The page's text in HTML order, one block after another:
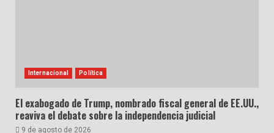
Internacional Política
El exabogado de Trump, nombrado fiscal general de EE.UU.,
reaviva el debate sobre la independencia judicial
9 de agosto de 2026